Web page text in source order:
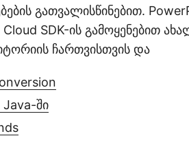
გათვალისწინებით.
SDK-ის გამოყენებით
ჩართვისთვის და
Java-ში